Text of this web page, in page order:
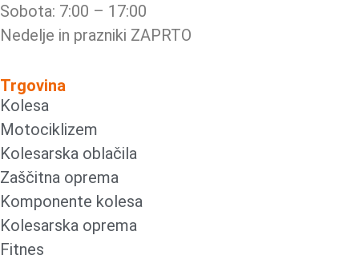
Sobota: 7:00 – 17:00
Nedelje in prazniki ZAPRTO
Trgovina
Kolesa
Motociklizem
Kolesarska oblačila
Zaščitna oprema
Komponente kolesa
Kolesarska oprema
Fitnes